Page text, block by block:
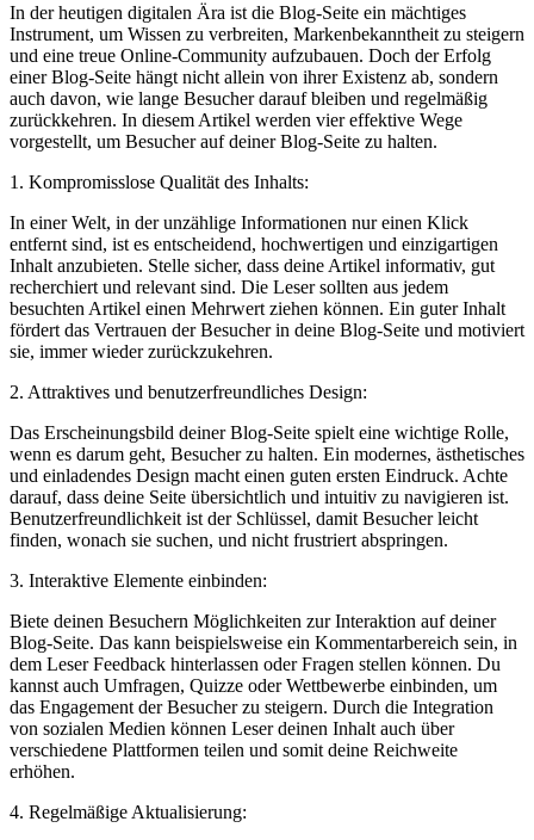
In​ der heutigen⁣ digitalen Ära ist die Blog-Seite ein mächtiges
Instrument, um Wissen​ zu verbreiten, Markenbekanntheit zu steigern
und eine ⁢treue Online-Community aufzubauen. Doch der Erfolg‍
einer ‍Blog-Seite⁢ hängt nicht allein von ihrer Existenz ab, sondern⁤
auch davon, wie lange Besucher ⁣darauf bleiben und regelmäßig
zurückkehren. ‌In diesem Artikel werden vier ⁤effektive‍ Wege
vorgestellt, um Besucher auf deiner Blog-Seite zu halten.
1. Kompromisslose⁤ Qualität‍ des Inhalts:
In einer Welt, in der unzählige Informationen nur einen Klick
entfernt​ sind, ist⁢ es ⁢entscheidend, hochwertigen und einzigartigen‍
Inhalt anzubieten.⁢ Stelle sicher, dass deine ‌Artikel ‍informativ, gut
recherchiert und relevant sind. Die Leser ‍sollten aus jedem⁢
besuchten Artikel​ einen⁣ Mehrwert ziehen⁣ können. Ein guter Inhalt ​
fördert das Vertrauen der Besucher in deine‍ Blog-Seite⁢ und ​motiviert
sie, immer‍ wieder zurückzukehren.
2. Attraktives⁤ und benutzerfreundliches ⁢Design:
Das Erscheinungsbild deiner⁢ Blog-Seite spielt eine‍ wichtige Rolle,
wenn es darum geht, Besucher zu halten. Ein modernes, ästhetisches
und einladendes Design macht einen guten ​ersten Eindruck. Achte
darauf, dass ⁢deine Seite übersichtlich und intuitiv zu ‍navigieren ist.
Benutzerfreundlichkeit ist ⁣der Schlüssel, damit Besucher leicht⁢
finden, ‍wonach‍ sie ⁣suchen, und nicht‍ frustriert ⁢abspringen.
3. Interaktive Elemente einbinden:
Biete deinen Besuchern‍ Möglichkeiten zur Interaktion auf deiner
Blog-Seite. Das kann beispielsweise ein Kommentarbereich sein, in
dem Leser Feedback hinterlassen oder Fragen stellen können.⁣ Du
kannst auch Umfragen, Quizze oder Wettbewerbe‌ einbinden, um
das Engagement der Besucher ⁢zu steigern. Durch die Integration
von sozialen Medien können‌ Leser deinen Inhalt auch über​
verschiedene Plattformen teilen und somit deine Reichweite‍
erhöhen.
4. Regelmäßige Aktualisierung: